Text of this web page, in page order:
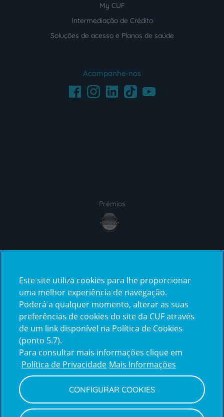
My CUF
Intermediação de Crédito
Soluções de acesso e Planos de saúde
Acompanhe-nos
FacebookInstagramLinkedInTikTokYoutube
Prémios
Reclamações
e
elogios
Política de Privacidade e Cookies
Este site utiliza cookies para lhe proporcionar
uma melhor experiência de navegação.
Poderá a qualquer momento, alterar as suas
preferências de cookies do site da CUF através
de um link disponível na Política de Cookies
(ponto 5.7).
Para consultar mais informações clique em
Política de Privacidade Mais Informações
CONFIGURAR COOKIES